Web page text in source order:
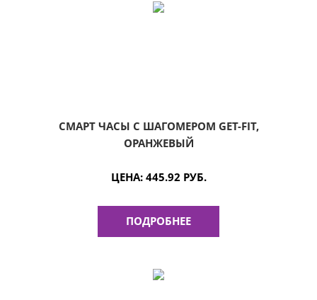
СМАРТ ЧАСЫ С ШАГОМЕРОМ GET-FIT,
ОРАНЖЕВЫЙ
ЦЕНА:445.92 РУБ.
ПОДРОБНЕЕ